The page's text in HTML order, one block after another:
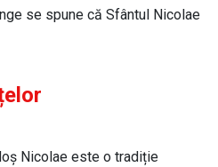
se spune că Sfântul Nicolae
Nicolae este o tradiție